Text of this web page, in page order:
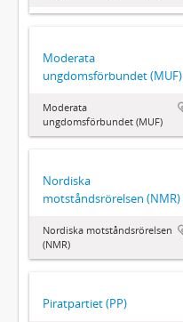
Moderata
ungdomsförbundet (MUF)
Moderata
ungdomsförbundet (MUF)
Nordiska
motståndsrörelsen (NMR)
Nordiska motståndsrörelsen
(NMR)
Piratpartiet (PP)